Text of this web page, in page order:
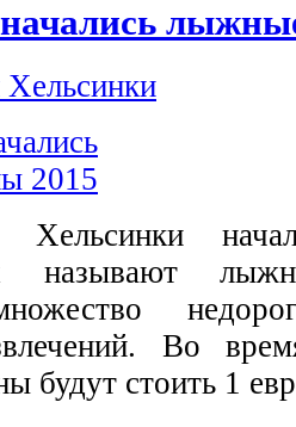
Хельсинки
называют
Во
будут стоить 1